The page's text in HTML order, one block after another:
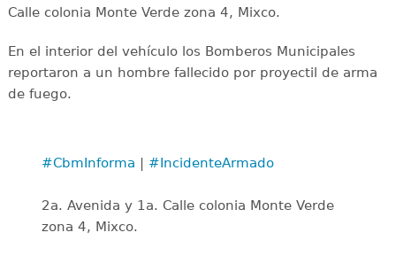
Calle colonia Monte Verde zona 4, Mixco.
En el interior del vehículo los Bomberos Municipales
reportaron a un hombre fallecido por proyectil de arma
de fuego.
#CbmInforma | #IncidenteArmado
2a. Avenida y 1a. Calle colonia Monte Verde
zona 4, Mixco.